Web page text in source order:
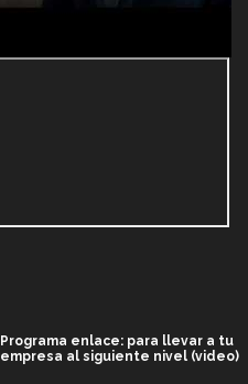
Programa enlace: para llevar a tu
empresa al siguiente nivel (video)